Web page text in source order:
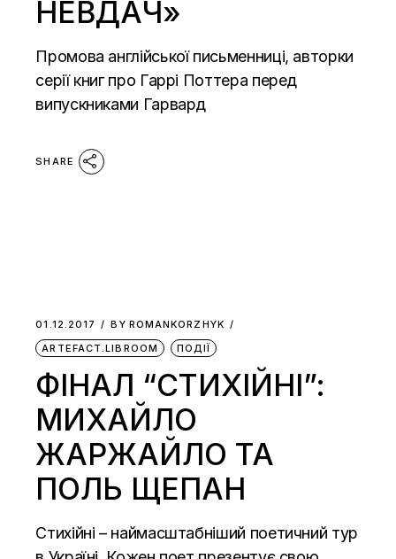
НЕВДАЧ»
Промова англійської письменниці, авторки
серії книг про Гаррі Поттера перед
випускниками Гарвард
SHARE
01.12.2017 BY ROMANKORZHYK
ARTEFACT.LIBROOM
ПОДІЇ
ФІНАЛ “СТИХІЙНІ”:
МИХАЙЛО
ЖАРЖАЙЛО ТА
ПОЛЬ ЩЕПАН
Стихійні – наймасштабніший поетичний тур